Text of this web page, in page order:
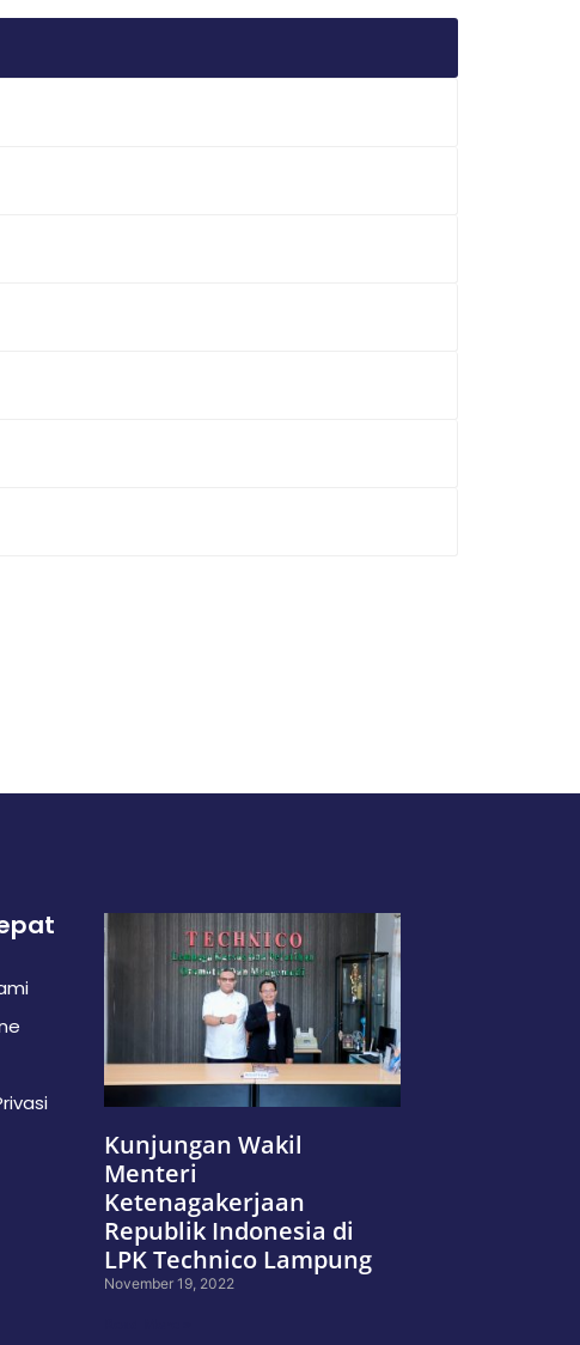
Kunjungan Wakil
Menteri
Ketenagakerjaan
Republik Indonesia di
LPK Technico Lampung
November 19, 2022